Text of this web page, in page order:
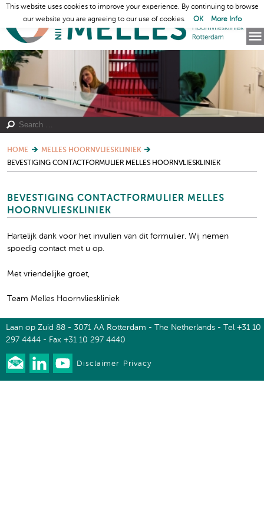
HOME
MELLES HOORNVLIESKLINIEK
BEVESTIGING CONTACTFORMULIER MELLES HOORNVLIESKLINIEK
BEVESTIGING CONTACTFORMULIER MELLES
HOORNVLIESKLINIEK
Hartelijk dank voor het invullen van dit formulier. Wij nemen
spoedig contact met u op.
Met vriendelijke groet,
Team Melles Hoornvlieskliniek
Laan op Zuid 88 - 3071 AA Rotterdam - The Netherlands - Tel +31 10
297 4444 - Fax +31 10 297 4440
Disclaimer Privacy
This website uses cookies to improve your experience. By continuing to browse
our website you are agreeing to our use of cookies.
OK More Info